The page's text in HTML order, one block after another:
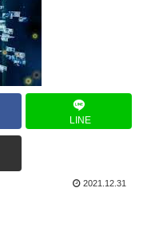
LINE
2021.12.31